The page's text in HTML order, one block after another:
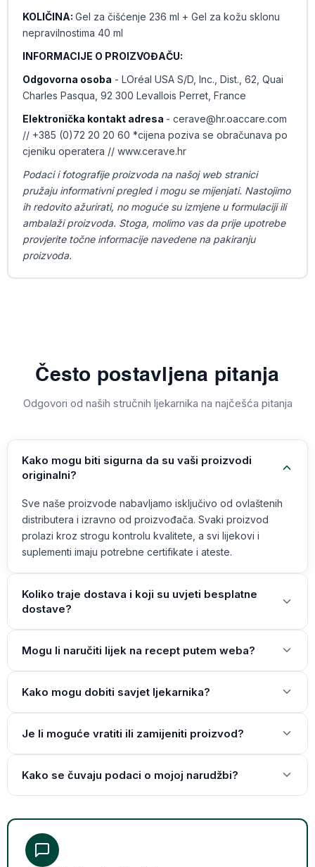
KOLIČINA: Gel za čišćenje 236 ml + Gel za kožu sklonu
nepravilnostima 40 ml
INFORMACIJE O PROIZVOĐAČU:
Odgovorna osoba - LOréal USA S/D, Inc., Dist., 62, Quai
Charles Pasqua, 92 300 Levallois Perret, France
Elektronička kontakt adresa - cerave@hr.oaccare.com
// +385 (0)72 20 20 60 *cijena poziva se obračunava po
cjeniku operatera // www.cerave.hr
Podaci i fotografije proizvoda na našoj web stranici
pružaju informativni pregled i mogu se mijenjati. Nastojimo
ih redovito ažurirati, no moguće su izmjene u formulaciji ili
ambalaži proizvoda. Stoga, molimo vas da prije upotrebe
provjerite točne informacije navedene na pakiranju
proizvoda.
Često postavljena pitanja
Odgovori od naših stručnih ljekarnika na najčešća pitanja
Kako mogu biti sigurna da su vaši proizvodi
originalni?
Sve naše proizvode nabavljamo isključivo od ovlaštenih
distributera i izravno od proizvođača. Svaki proizvod
prolazi kroz strogu kontrolu kvalitete, a svi lijekovi i
suplementi imaju potrebne certifikate i ateste.
Koliko traje dostava i koji su uvjeti besplatne
dostave?
Mogu li naručiti lijek na recept putem weba?
Kako mogu dobiti savjet ljekarnika?
Je li moguće vratiti ili zamijeniti proizvod?
Kako se čuvaju podaci o mojoj narudžbi?